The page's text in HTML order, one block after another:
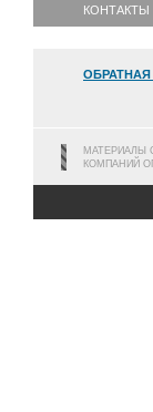
КОНТАКТЫ
МАТЕРИАЛЫ
КОМПАНИЙ